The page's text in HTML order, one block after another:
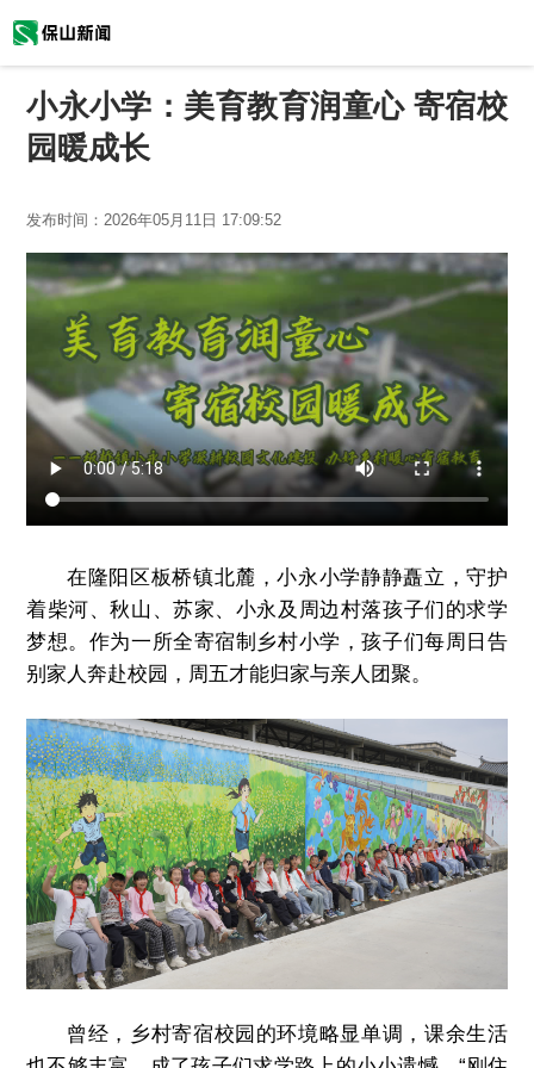
小永小学：美育教育润童心 寄宿校
园暖成长
发布时间： 2026年05月11日 17:09:52
在隆阳区板桥镇北麓，小永小学静静矗立，守护
着柴河、秋山、苏家、小永及周边村落孩子们的求学
梦想。作为一所全寄宿制乡村小学，孩子们每周日告
别家人奔赴校园，周五才能归家与亲人团聚。
曾经，乡村寄宿校园的环境略显单调，课余生活